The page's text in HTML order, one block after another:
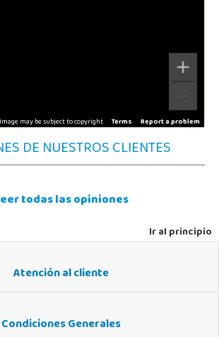
Image may be subject to copyright Terms Report a problem
DE NUESTROS CLIENTES
todas las opiniones
Ir al principio
Atención al cliente
Condiciones Generales